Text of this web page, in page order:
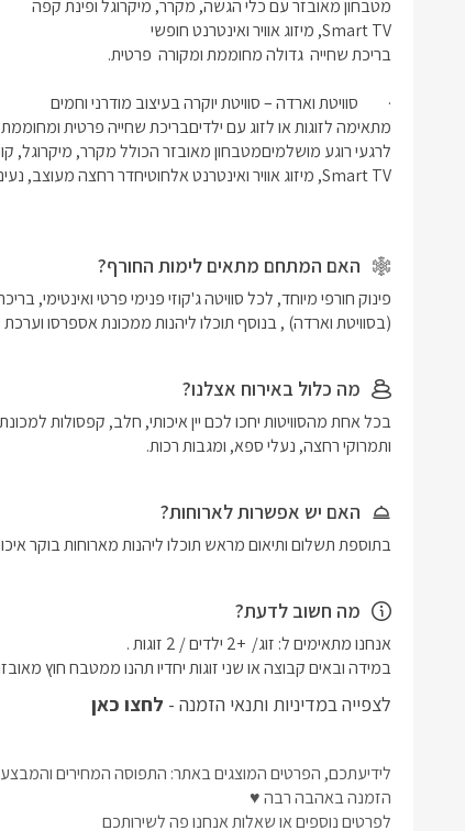
האם המתחם מתאים לימות החורף?
(בסוויטת וארדה) , בנוסף תוכלו ליהנות ממכונת אספרסו
מה כלול באירוח אצלנו?
ותמרוקי רחצה, נעלי ספא, ומגבות רכות.
האם יש אפשרות לארוחות?
בתוספת תשלום ותיאום מראש תוכלו ליהנות מארוחות בוקר
מה חשוב לדעת?
במידה ובאים קבוצה או שני זוגות יחדיו תהנו ממטבח חוץ
לצפייה במדיניות ותנאי הזמנה - לחצו כאן
לידיעתכם, הפרטים המוצגים באתר: התפוסה המחירים
הזמנה באהבה רבה ♥
לפרטים נוספים או שאלות אנחנו פה לשירותכם